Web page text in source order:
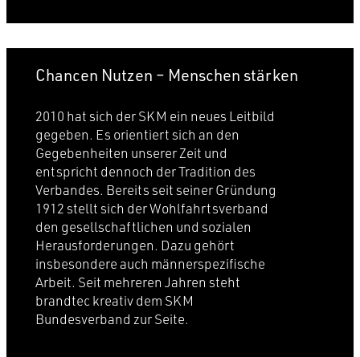
Chancen Nutzen – Menschen stärken
2010 hat sich der SKM ein neues Leitbild
gegeben. Es orientiert sich an den
Gegebenheiten unserer Zeit und
entspricht dennoch der Tradition des
Verbandes. Bereits seit seiner Gründung
1912 stellt sich der Wohlfahrtsverband
den gesellschaftlichen und sozialen
Herausforderungen. Dazu gehört
insbesondere auch männerspezifische
Arbeit. Seit mehreren Jahren steht
brandtec kreativ dem SKM
Bundesverband zur Seite.